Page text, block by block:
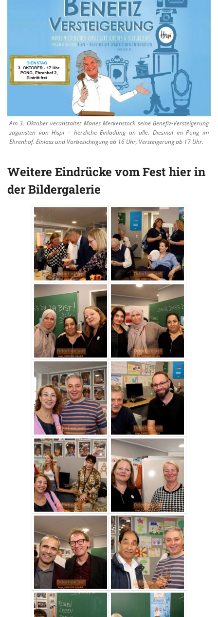
Am 3. Oktober veranstaltet Manes Meckenstock seine Benefiz-Versteigerung
zugunsten von Hispi – herzliche Einladung an alle. Diesmal im Pong im
Ehrenhof. Einlass und Vorbesichtigung ab 16 Uhr, Versteigerung ab 17 Uhr.
Weitere Eindrücke vom Fest hier in
der Bildergalerie